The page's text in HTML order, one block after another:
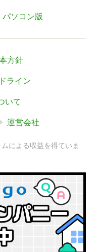
パソコン版
方針
ライン
いて
運営会社
による収益を得ていま